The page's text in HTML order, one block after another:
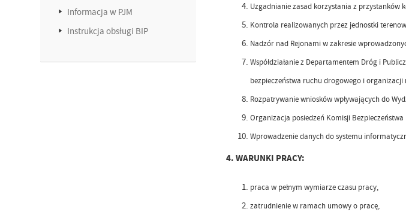
Informacja w PJM
Instrukcja obsługi BIP
Uzgadnianie zasad korzystania z
Kontrola realizowanych przez jednostki
Nadzór nad Rejonami w zakresie
Współdziałanie z Departamentem Dróg i
bezpieczeństwa ruchu drogowego i organizacji
Rozpatrywanie wniosków wpływających do
Organizacja posiedzeń Komisji
Wprowadzenie danych do systemu
4. WARUNKI PRACY:
praca w pełnym wymiarze czasu pracy,
zatrudnienie w ramach umowy o pracę,